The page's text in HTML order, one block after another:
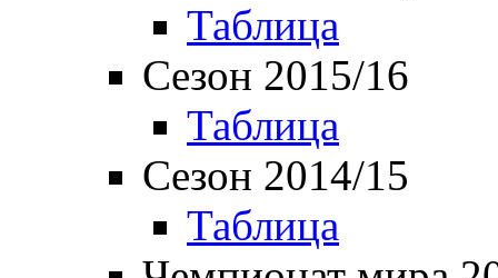
Таблица
Сезон 2015/16
Таблица
Сезон 2014/15
Таблица